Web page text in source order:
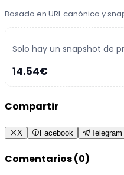
Basado en URL canónica y
Solo hay un snapshot de
14.54€
Compartir
X Facebook Telegram
Comentarios (0)